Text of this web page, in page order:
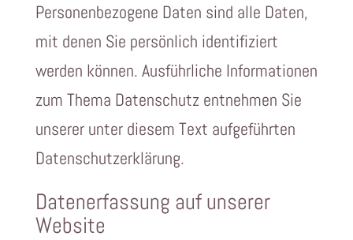
Personenbezogene Daten sind alle Daten,
mit denen Sie persönlich identifiziert
werden können. Ausführliche Informationen
zum Thema Datenschutz entnehmen Sie
unserer unter diesem Text aufgeführten
Datenschutzerklärung.
Datenerfassung auf unserer
Website